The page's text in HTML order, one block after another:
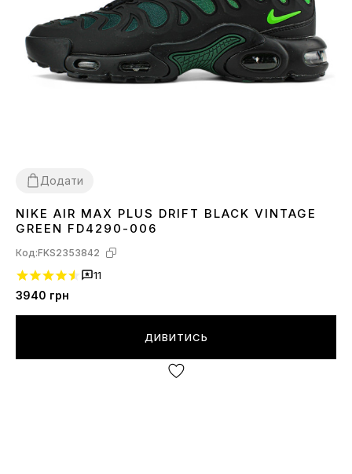
Додати
4142 4344 45
NIKE AIR MAX PLUS DRIFT BLACK VINTAGE
GREEN FD4290-006
Код:FKS2353842
11
3940 грн
ДИВИТИСЬ